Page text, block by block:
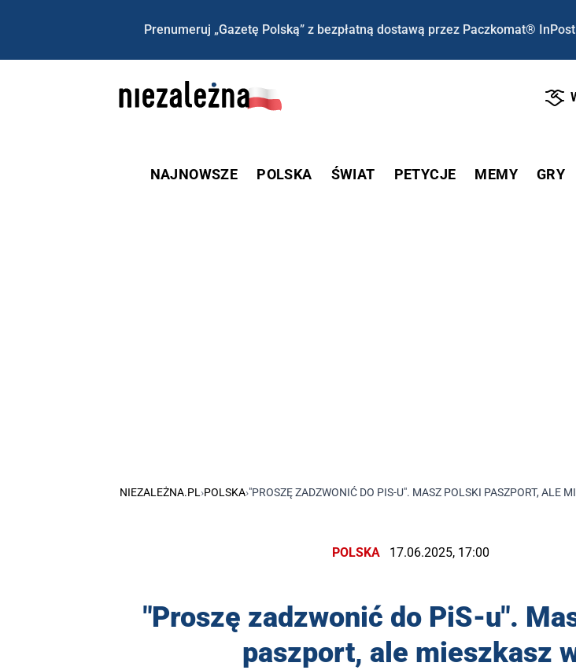
Prenumeruj „Gazetę Polską” z bezpłatną dostawą przez Paczkomat®
NAJNOWSZE POLSKA ŚWIAT PETYCJE MEMY GRY
NIEZALEŻNA.PL ›POLSKA›"PROSZĘ ZADZWONIĆ DO PIS-U". MASZ POLSKI PASZPORT, ALE
POLSKA 17.06.2025, 17:00
"Proszę zadzwonić do PiS-u".
paszport, ale mieszkasz